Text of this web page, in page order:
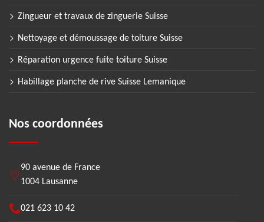
Zingueur et travaux de zinguerie Suisse
Nettoyage et démoussage de toiture Suisse
Réparation urgence fuite toiture Suisse
Habillage planche de rive Suisse Lemanique
Nos coordonnées
90 avenue de France
1004 Lausanne
021 623 10 42